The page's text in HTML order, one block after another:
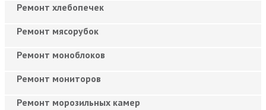
Ремонт хлебопечек
Ремонт мясорубок
Ремонт моноблоков
Ремонт мониторов
Ремонт морозильных камер